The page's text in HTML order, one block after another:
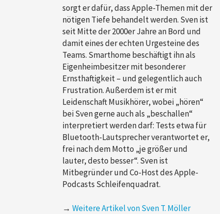
sorgt er dafür, dass Apple-Themen mit der
nötigen Tiefe behandelt werden. Sven ist
seit Mitte der 2000er Jahre an Bord und
damit eines der echten Urgesteine des
Teams. Smarthome beschäftigt ihn als
Eigenheimbesitzer mit besonderer
Ernsthaftigkeit – und gelegentlich auch
Frustration. Außerdem ist er mit
Leidenschaft Musikhörer, wobei „hören“
bei Sven gerne auch als „beschallen“
interpretiert werden darf: Tests etwa für
Bluetooth-Lautsprecher verantwortet er,
frei nach dem Motto „je größer und
lauter, desto besser“. Sven ist
Mitbegründer und Co-Host des Apple-
Podcasts Schleifenquadrat.
→ Weitere Artikel von Sven T. Möller